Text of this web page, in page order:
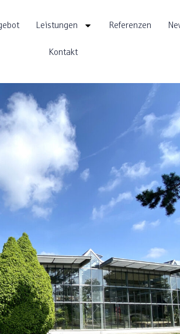
Leistungen Referenzen
Kontakt